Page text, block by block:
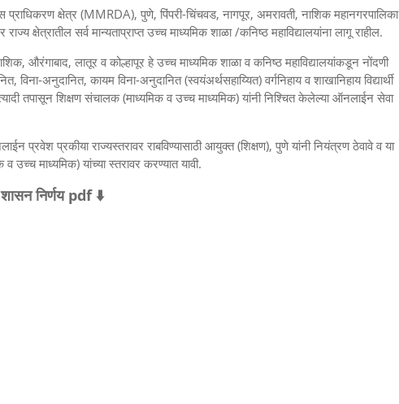
क्षेत्र (MMRDA), पुणे, पिंपरी-चिंचवड, नागपूर, अमरावती, नाशिक महानगरपालिका
क्षेत्रातील सर्व मान्यताप्राप्त उच्च माध्यमिक शाळा /कनिष्ठ महाविद्यालयांना लागू राहील.
औरंगाबाद, लातूर व कोल्हापूर हे उच्च माध्यमिक शाळा व कनिष्ठ महाविद्यालयांकडून नोंदणी
अनुदानित, कायम विना-अनुदानित (स्वयंअर्थसहाय्यित) वर्गनिहाय व शाखानिहाय विद्यार्थी
तपासून शिक्षण संचालक (माध्यमिक व उच्च माध्यमिक) यांनी निश्चित केलेल्या ऑनलाईन सेवा
प्रवेश प्रकीया राज्यस्तरावर राबविण्यासाठी आयुक्त (शिक्षण), पुणे यांनी नियंत्रण ठेवावे व या
माध्यमिक) यांच्या स्तरावर करण्यात यावी.
निर्णय pdf ⬇️